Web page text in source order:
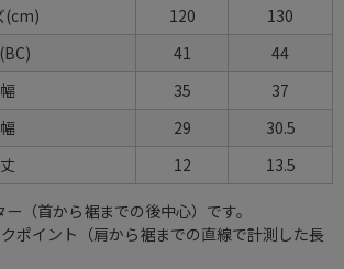
(cm) 120
130
41
44
35
37
29
30.5
12 13.5
（首から裾までの後中心）です。
ポイント（肩から裾までの直線で計測した長